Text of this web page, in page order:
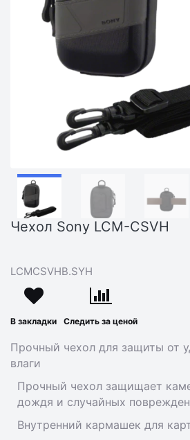
Чехол Sony LCM-CSVH
LCMCSVHB.SYH
В закладки Следить за ценой
Прочный чехол для защиты от
влаги
Прочный чехол защищает
дождя и случайных
Внутренний кармашек для